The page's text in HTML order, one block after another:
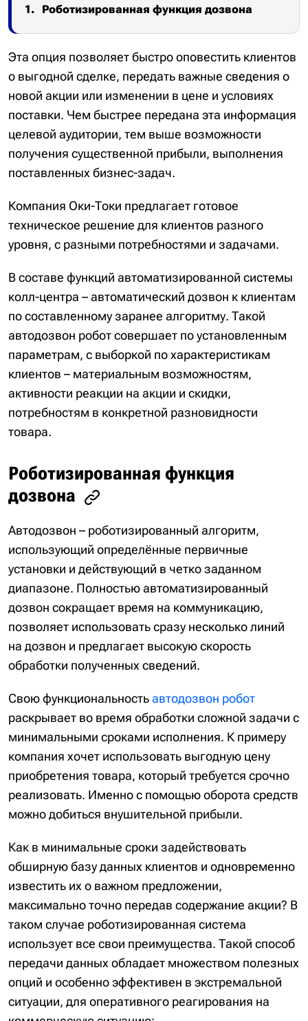
Роботизированная функция дозвона
Эта опция позволяет быстро оповестить клиентов
о выгодной сделке, передать важные сведения о
новой акции или изменении в цене и условиях
поставки. Чем быстрее передана эта информация
целевой аудитории, тем выше возможности
получения существенной прибыли, выполнения
поставленных бизнес-задач.
Компания Оки-Токи предлагает готовое
техническое решение для клиентов разного
уровня, с разными потребностями и задачами.
В составе функций автоматизированной системы
колл-центра – автоматический дозвон к клиентам
по составленному заранее алгоритму. Такой
автодозвон робот совершает по установленным
параметрам, с выборкой по характеристикам
клиентов – материальным возможностям,
активности реакции на акции и скидки,
потребностям в конкретной разновидности
товара.
Роботизированная функция
дозвона
Автодозвон – роботизированный алгоритм,
использующий определённые первичные
установки и действующий в четко заданном
диапазоне. Полностью автоматизированный
дозвон сокращает время на коммуникацию,
позволяет использовать сразу несколько линий
на дозвон и предлагает высокую скорость
обработки полученных сведений.
Свою функциональностьавтодозвон робот
раскрывает во время обработки сложной задачи с
минимальными сроками исполнения. К примеру
компания хочет использовать выгодную цену
приобретения товара, который требуется срочно
реализовать. Именно с помощью оборота средств
можно добиться внушительной прибыли.
Как в минимальные сроки задействовать
обширную базу данных клиентов и одновременно
известить их о важном предложении,
максимально точно передав содержание акции? В
таком случае роботизированная система
использует все свои преимущества. Такой способ
передачи данных обладает множеством полезных
опций и особенно эффективен в экстремальной
ситуации, для оперативного реагирования на